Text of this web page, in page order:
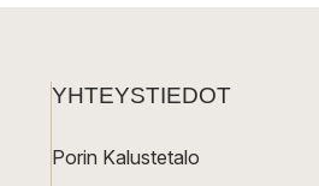
YHTEYSTIEDOT
Porin Kalustetalo